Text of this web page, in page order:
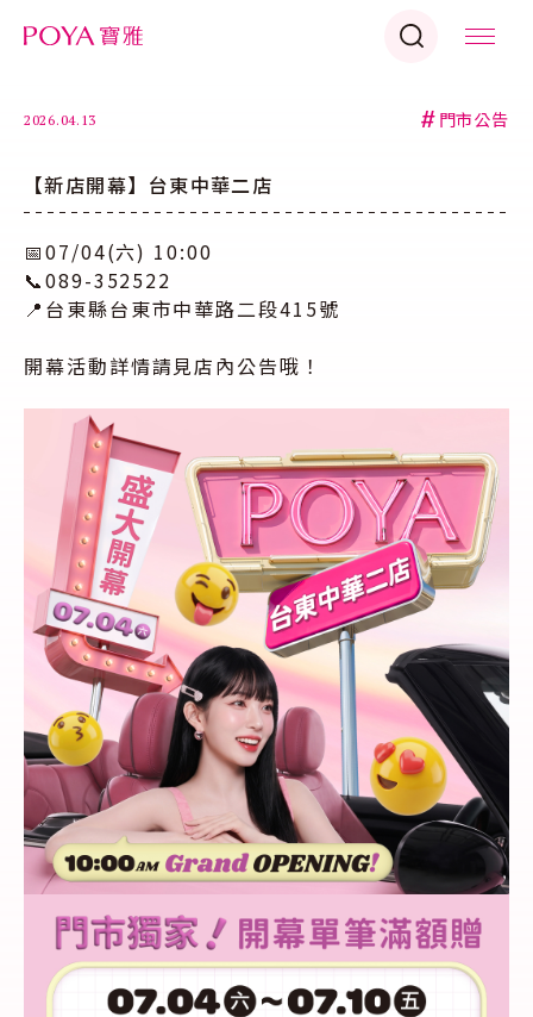
2026.04.13 # 門市公告
【新店開幕】台東中華二店
📅07/04(六) 10:00
📞089-352522
📍台東縣台東市中華路二段415號
開幕活動詳情請見店內公告哦！